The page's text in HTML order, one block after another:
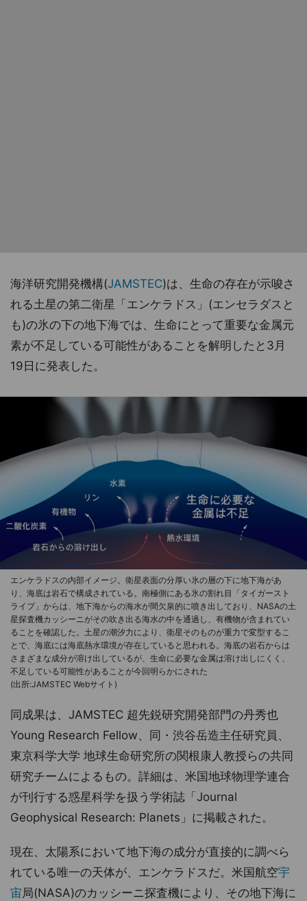
海洋研究開発機構(JAMSTEC)は、生命の存在が示唆さ
れる土星の第二衛星「エンケラドス」(エンセラダスと
も)の氷の下の地下海では、生命にとって重要な金属元
素が不足している可能性があることを解明したと3月
19日に発表した。
エンケラドスの内部イメージ。衛星表面の分厚い氷の層の下に地下海があ
り、海底は岩石で構成されている。南極側にある氷の割れ目「タイガースト
ライプ」からは、地下海からの海水が間欠泉的に噴き出しており、NASAの土
星探査機カッシーニがその吹き出る海水の中を通過し、有機物が含まれてい
ることを確認した。土星の潮汐力により、衛星そのものが重力で変型するこ
とで、海底には海底熱水環境が存在していると思われる。海底の岩石からは
さまざまな成分が溶け出しているが、生命に必要な金属は溶け出しにくく、
不足している可能性があることが今回明らかにされた
(出所:JAMSTEC Webサイト)
同成果は、JAMSTEC 超先鋭研究開発部門の丹秀也
Young Research Fellow、同・渋谷岳造主任研究員、
東京科学大学 地球生命研究所の関根康人教授らの共同
研究チームによるもの。詳細は、米国地球物理学連合
が刊行する惑星科学を扱う学術誌「Journal
Geophysical Research: Planets」に掲載された。
現在、太陽系において地下海の成分が直接的に調べら
れている唯一の天体が、エンケラドスだ。米国航空宇
宙局(NASA)のカッシーニ探査機により、その地下海に